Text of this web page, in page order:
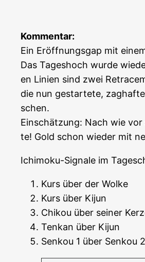
Kom­men­tar:
Ein Eröff­nungs­gap mit
Das Tages­hoch wur­de
en Lini­en sind zwei
die nun gestar­te­te,
schen.
Ein­schät­zung: Nach wie
te! Gold schon wie­der mit
Ichi­mo­ku-Signa­le im
Kurs über der Wolke
Kurs über Kijun
Chi­kou über sei­ner
Ten­kan über Kijun
Sen­kou 1 über Sen­kou 2